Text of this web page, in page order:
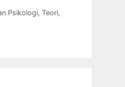
Psikologi, Teori,